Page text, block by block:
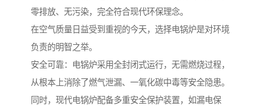
零排放、无污染，完全符合现代环保理念。
在空气质量日益受到重视的今天，选择电锅炉是对环境
负责的明智之举。
安全可靠：电锅炉采用全封闭式运行，无需燃烧过程，
从根本上消除了燃气泄漏、一氧化碳中毒等安全隐患。
同时，现代电锅炉配备多重安全保护装置，如漏电保